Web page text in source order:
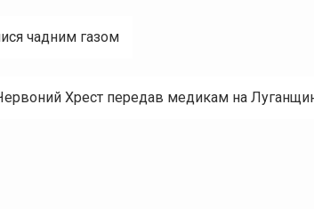
чадним газом
Хрест передав медикам на